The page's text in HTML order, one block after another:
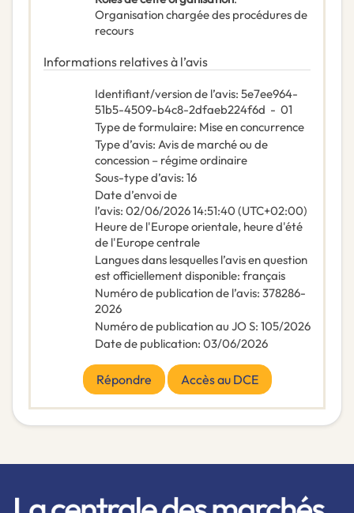
Organisation chargée des procédures de
recours
Informations relatives à l’avis
Identifiant/version de l’avis: 5e7ee964-
51b5-4509-b4c8-2dfaeb224f6d - 01
Type de formulaire: Mise en concurrence
Type d’avis: Avis de marché ou de
concession – régime ordinaire
Sous-type d’avis: 16
Date d’envoi de
l’avis: 02/06/202614:51:40 (UTC+02:00)
Heure de l'Europe orientale, heure d'été
de l'Europe centrale
Langues dans lesquelles l’avis en question
est officiellement disponible: français
Numéro de publication de l’avis: 378286-
2026
Numéro de publication au JO S: 105/2026
Date de publication: 03/06/2026
Répondre Accès au DCE